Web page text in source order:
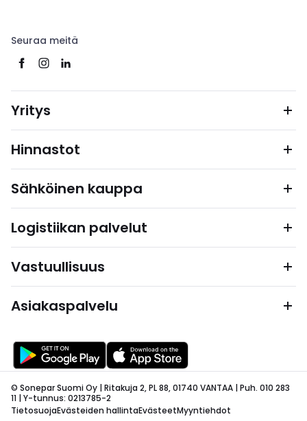
Seuraa meitä
Yritys
Hinnastot
Sähköinen kauppa
Logistiikan palvelut
Vastuullisuus
Asiakaspalvelu
© Sonepar Suomi Oy | Ritakuja 2, PL 88, 01740 VANTAA | Puh. 010 283
11 | Y-tunnus: 0213785-2
TietosuojaEvästeiden hallintaEvästeetMyyntiehdot